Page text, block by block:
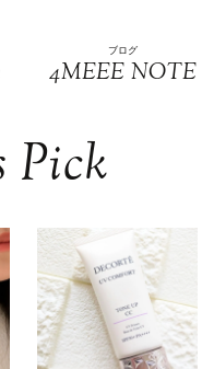
ブログ
4MEEE NOTE
Pick